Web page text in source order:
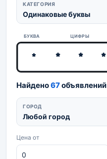
КАТЕГОРИЯ
Одинаковые буквы
БУКВА ЦИФРЫ
Найдено67объявлений
ГОРОД
Любой город
Цена от